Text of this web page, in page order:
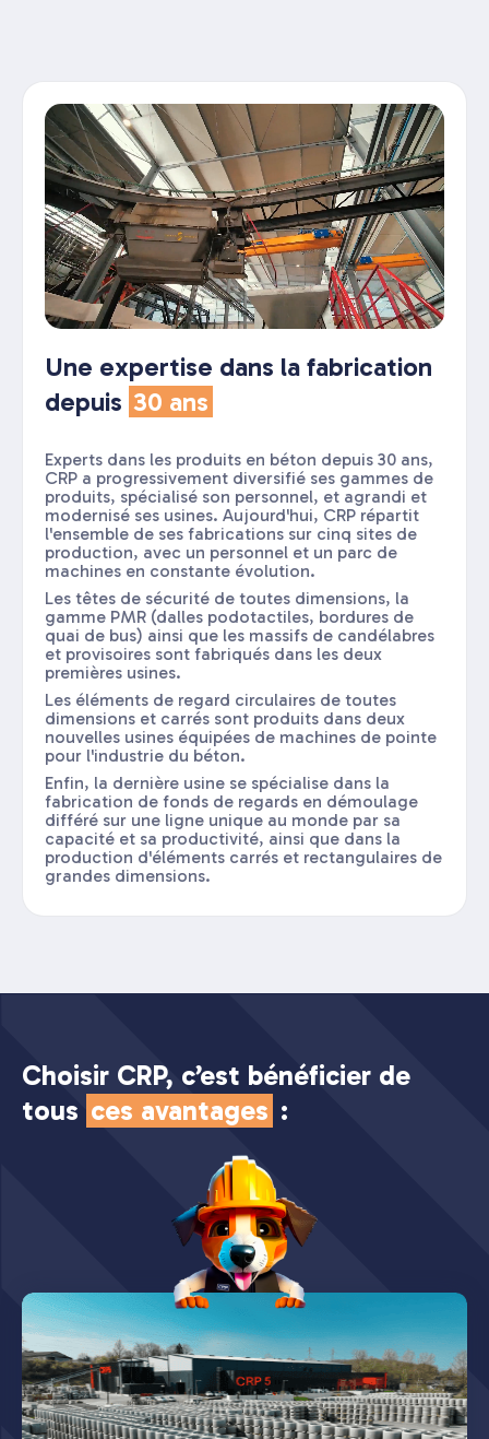
Une expertise dans la fabrication
depuis 30 ans
Experts dans les produits en béton depuis 30 ans,
CRP a progressivement diversifié ses gammes de
produits, spécialisé son personnel, et agrandi et
modernisé ses usines. Aujourd'hui, CRP répartit
l'ensemble de ses fabrications sur cinq sites de
production, avec un personnel et un parc de
machines en constante évolution.
Les têtes de sécurité de toutes dimensions, la
gamme PMR (dalles podotactiles, bordures de
quai de bus) ainsi que les massifs de candélabres
et provisoires sont fabriqués dans les deux
premières usines.
Les éléments de regard circulaires de toutes
dimensions et carrés sont produits dans deux
nouvelles usines équipées de machines de pointe
pour l'industrie du béton.
Enfin, la dernière usine se spécialise dans la
fabrication de fonds de regards en démoulage
différé sur une ligne unique au monde par sa
capacité et sa productivité, ainsi que dans la
production d'éléments carrés et rectangulaires de
grandes dimensions.
Choisir CRP, c’est bénéficier de
tous ces avantages :